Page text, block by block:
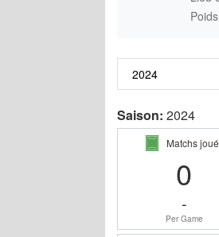
Saison: 2024
Matchs
0
-
Per Game